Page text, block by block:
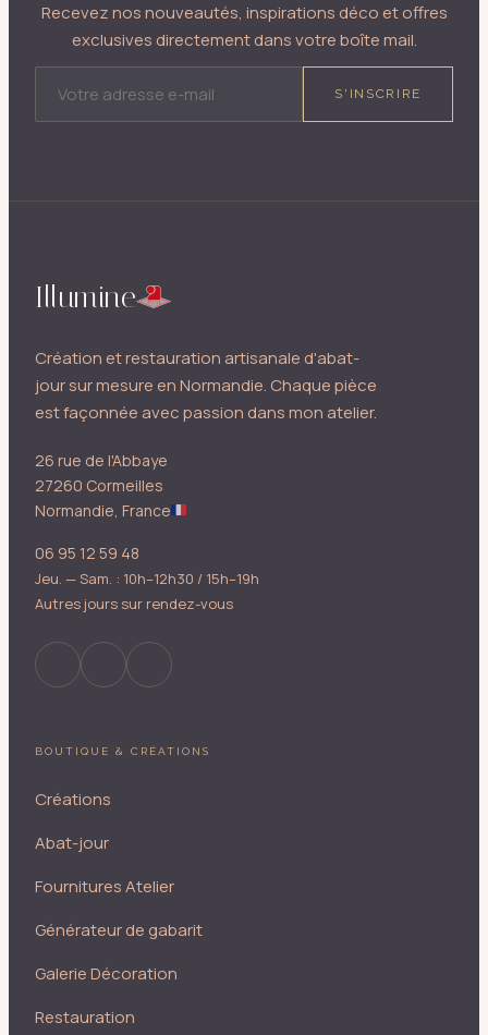
Recevez nos nouveautés, inspirations déco et offres
exclusives directement dans votre boîte mail.
S'INSCRIRE
Illumine
Création et restauration artisanale d'abat-
jour sur mesure en Normandie. Chaque pièce
est façonnée avec passion dans mon atelier.
26 rue de l'Abbaye
27260 Cormeilles
Normandie, France
06 95 12 59 48
Jeu. — Sam. : 10h–12h30 / 15h–19h
Autres jours sur rendez-vous
BOUTIQUE & CRÉATIONS
Créations
Abat-jour
Fournitures Atelier
Générateur de gabarit
Galerie Décoration
Restauration